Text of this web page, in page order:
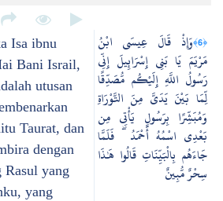
Isa ibnu
Bani Israil,
utusan
Taurat, dan
dengan
Rasul yang
yang
﴿6﴾ وَإِذْ قَالَ عِيسَى ابْنُ
مَرْيَمَ يَا بَنِي إِسْرَائِيلَ إِنِّي
رَسُولُ اللَّهِ إِلَيْكُم مُّصَدِّقًا
لِّمَا بَيْنَ يَدَيَّ مِنَ التَّوْرَاةِ
وَمُبَشِّرًا بِرَسُولٍ يَأْتِي مِن
بَعْدِي اسْمُهُ أَحْمَدُ ۖ فَلَمَّا
جَاءَهُم بِالْبَيِّنَاتِ قَالُوا هَٰذَا
سِحْرٌ مُّبِينٌ